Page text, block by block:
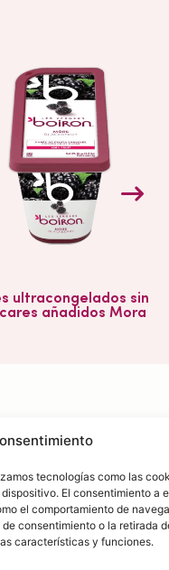
tecnologías como las
El consentimiento a
el comportamiento de
consentimiento o la retirada
características y funciones.
ultracongelados sin
añadidos Mora
el azúcar y el agua en